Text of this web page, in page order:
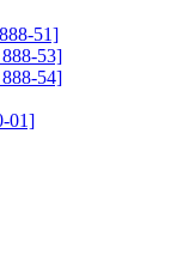
51]
53]
54]
01]